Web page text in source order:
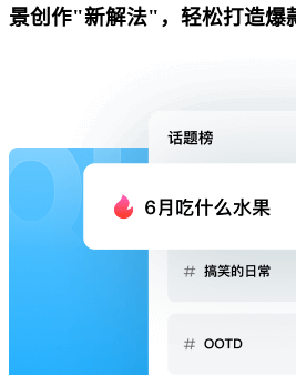
景创作"新解法"，轻松打造爆